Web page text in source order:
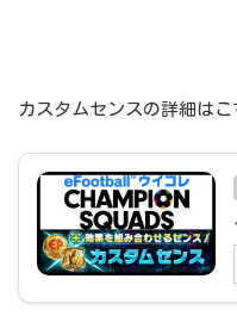
カスタムセンスの詳細はこ